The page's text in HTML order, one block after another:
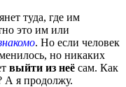
туда, где им
это им или
. Но если человек
но никаких
выйти из неё сам. Как
А я продолжу.